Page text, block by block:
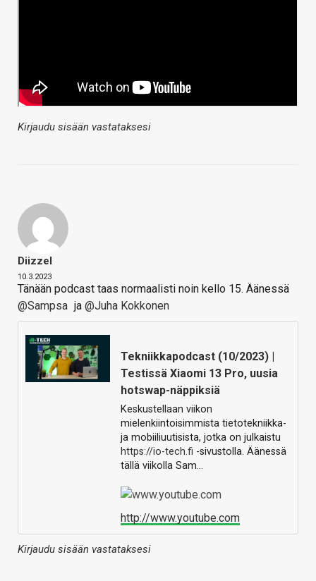
Kirjaudu sisään vastataksesi
Diizzel
10.3.2023
Tänään podcast taas normaalisti noin kello 15. Äänessä
@Sampsa ja @Juha Kokkonen
Tekniikkapodcast (10/2023) |
Testissä Xiaomi 13 Pro, uusia
hotswap-näppiksiä
Keskustellaan viikon
mielenkiintoisimmista tietotekniikka-
ja mobiiliuutisista, jotka on julkaistu
https://io-tech.fi -sivustolla. Äänessä
tällä viikolla Sam…
http://www.youtube.com
Kirjaudu sisään vastataksesi